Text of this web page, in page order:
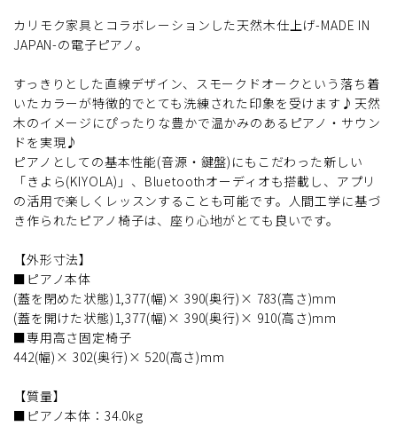
カリモク家具とコラボレーションした天然木仕上げ-MADE IN
JAPAN-の電子ピアノ。
すっきりとした直線デザイン、スモークドオークという落ち着
いたカラーが特徴的でとても洗練された印象を受けます♪天然
木のイメージにぴったりな豊かで温かみのあるピアノ・サウン
ドを実現♪
ピアノとしての基本性能(音源・鍵盤)にもこだわった新しい
「きよら(KIYOLA)」、Bluetoothオーディオも搭載し、アプリ
の活用で楽しくレッスンすることも可能です。人間工学に基づ
き作られたピアノ椅子は、座り心地がとても良いです。
【外形寸法】
■ピアノ本体
(蓋を閉めた状態)1,377(幅)× 390(奥行)× 783(高さ)mm
(蓋を開けた状態)1,377(幅)× 390(奥行)× 910(高さ)mm
■専用高さ固定椅子
442(幅)× 302(奥行)× 520(高さ)mm
【質量】
■ピアノ本体：34.0kg